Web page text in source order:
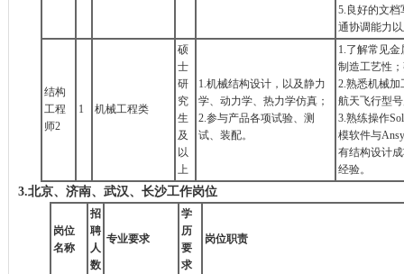
5.良好的文
通协调能力
结构
工程
师2
1 机械工程类
硕
士
研
究
生
及
以
上
1.机械结构设计，以及静力
学、动力学、热力学仿真；
2.参与产品各项试验、测
试、装配。
1.了解常见
制造工艺性
2.熟悉机械
航天飞行型
3.熟练操作
模软件与
有结构设计
经验。
3.北京、济南、武汉、长沙工作岗位
岗位
名称
招
聘
人
数
专业要求
学
历
要
求
岗位职责